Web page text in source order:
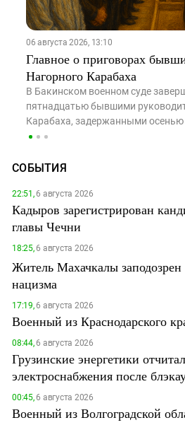
06 августа 2026, 13:10
Главное о приговорах
Нагорного Карабаха
В Бакинском военном суде
пятнадцатью бывшими
Карабаха, задержанными
СОБЫТИЯ
22:51,6 августа 2026
Кадыров зарегистрирован
главы Чечни
18:25,6 августа 2026
Житель Махачкалы
нацизма
17:19,6 августа 2026
Военный из Краснодарского
08:44,6 августа 2026
Грузинские энергетики
электроснабжения после
00:45,6 августа 2026
Военный из Волгоградской